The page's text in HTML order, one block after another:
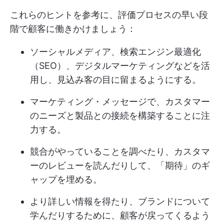
これらのヒントを参考に、評価プロセスの早い段
階で顧客に働きかけましょう：
ソーシャルメディア、検索エンジン最適化
（SEO）、デジタルマーケティングなどを活
用し、見込み客の目に留まるようにする。
マーケティング・メッセージで、カスタマー
のニーズと製品との接続を構築することに注
力する。
競合がやっていることを調べたり、カスタマ
ーのレビューを読んだりして、「期待」のギ
ャップを埋める。
より詳しい情報を得たり、ブランドについて
学んだりするために、顧客が戻ってくるよう